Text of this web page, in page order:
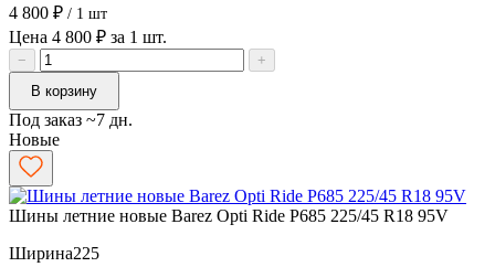
4 800 ₽ / 1 шт
Цена 4 800 ₽ за 1 шт.
−
+
В корзину
Под заказ ~7 дн.
Новые
Шины летние новые Barez Opti Ride P685 225/45 R18 95V
Ширина225